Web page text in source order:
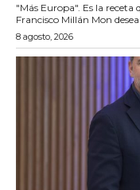
"Más Europa". Es la
Francisco Millán Mon
8 agosto, 2026